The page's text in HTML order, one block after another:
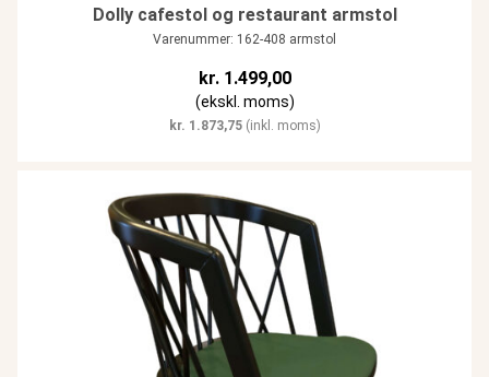
Dolly cafestol og restaurant armstol
Varenummer: 162-408 armstol
kr.1.499,00
(ekskl. moms)
kr. 1.873,75(inkl. moms)